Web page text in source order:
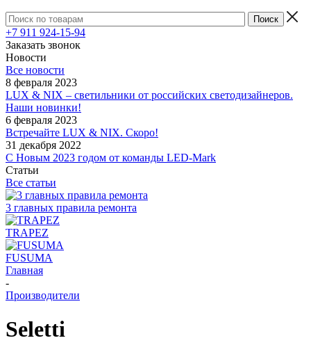
+7 911 924-15-94
Заказать звонок
Новости
Все новости
8 февраля 2023
LUX & NIX – светильники от российских светодизайнеров.
Наши новинки!
6 февраля 2023
Встречайте LUX & NIX. Скоро!
31 декабря 2022
С Новым 2023 годом от команды LED-Mark
Статьи
Все статьи
3 главных правила ремонта
TRAPEZ
FUSUMA
Главная
-
Производители
Seletti